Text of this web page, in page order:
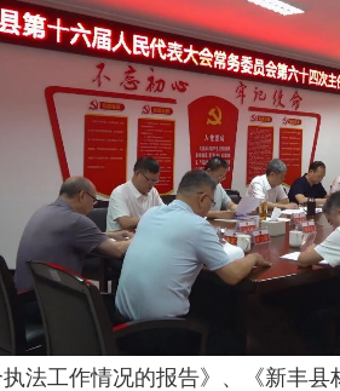
法工作情况的报告》 、《新丰县